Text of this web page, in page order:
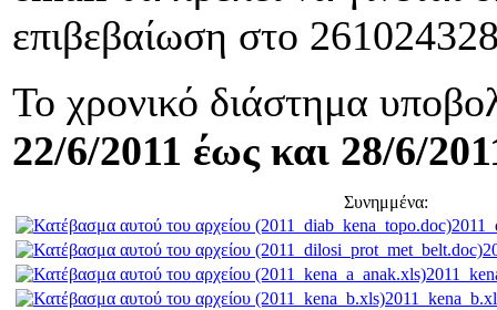
επιβεβαίωση στο
Το χρονικό διάστημα
22/6/2011 έως και 28/6/
Συνημμένα: